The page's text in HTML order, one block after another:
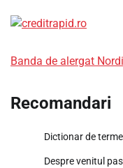
Banda de alergat
Recomandari
Dictionar de
Despre venitul